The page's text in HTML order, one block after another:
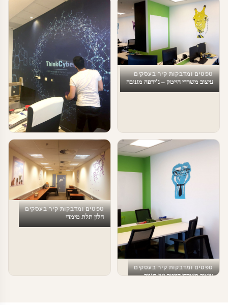
טפטים ומדבקות קיר בעסקים
עיצוב משרדי הייטק – ג'ירפה מגניבה
טפטים ומדבקות קיר בעסקים
cyber – עיצוב משרדי הייטק
טפטים ומדבקות קיר בעסקים
עיצוב משרדי הייטק יען מגניב
טפטים ומדבקות קיר בעסקים
חלון תלת מימדי